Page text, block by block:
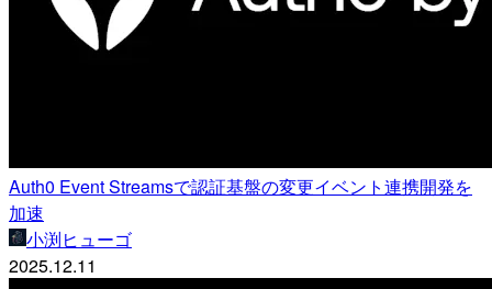
Auth0 Event Streamsで認証基盤の変更イベント連携開発を
加速
小渕ヒューゴ
2025.12.11